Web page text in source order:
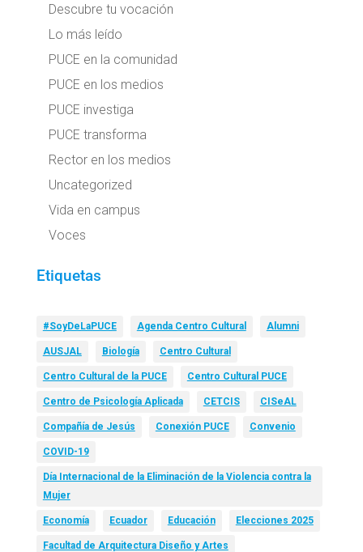
Descubre tu vocación
Lo más leído
PUCE en la comunidad
PUCE en los medios
PUCE investiga
PUCE transforma
Rector en los medios
Uncategorized
Vida en campus
Voces
Etiquetas
#SoyDeLaPUCE Agenda Centro Cultural Alumni
AUSJAL Biología Centro Cultural
Centro Cultural de la PUCE Centro Cultural PUCE
Centro de Psicología Aplicada CETCIS CISeAL
Compañía de Jesús Conexión PUCE Convenio
COVID-19
Día Internacional de la Eliminación de la Violencia contra la
Mujer
Economía Ecuador Educación Elecciones 2025
Facultad de Arquitectura Diseño y Artes